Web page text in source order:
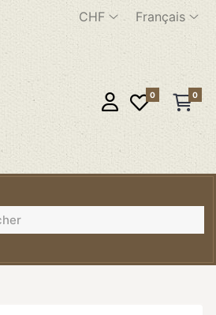
CHF Français
0 0